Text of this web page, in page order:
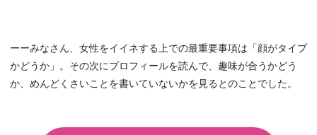
ーーみなさん、女性をイイネする上での最重要事項は「顔がタイプ
かどうか」。その次にプロフィールを読んで、趣味が合うかどう
か、めんどくさいことを書いていないかを見るとのことでした。